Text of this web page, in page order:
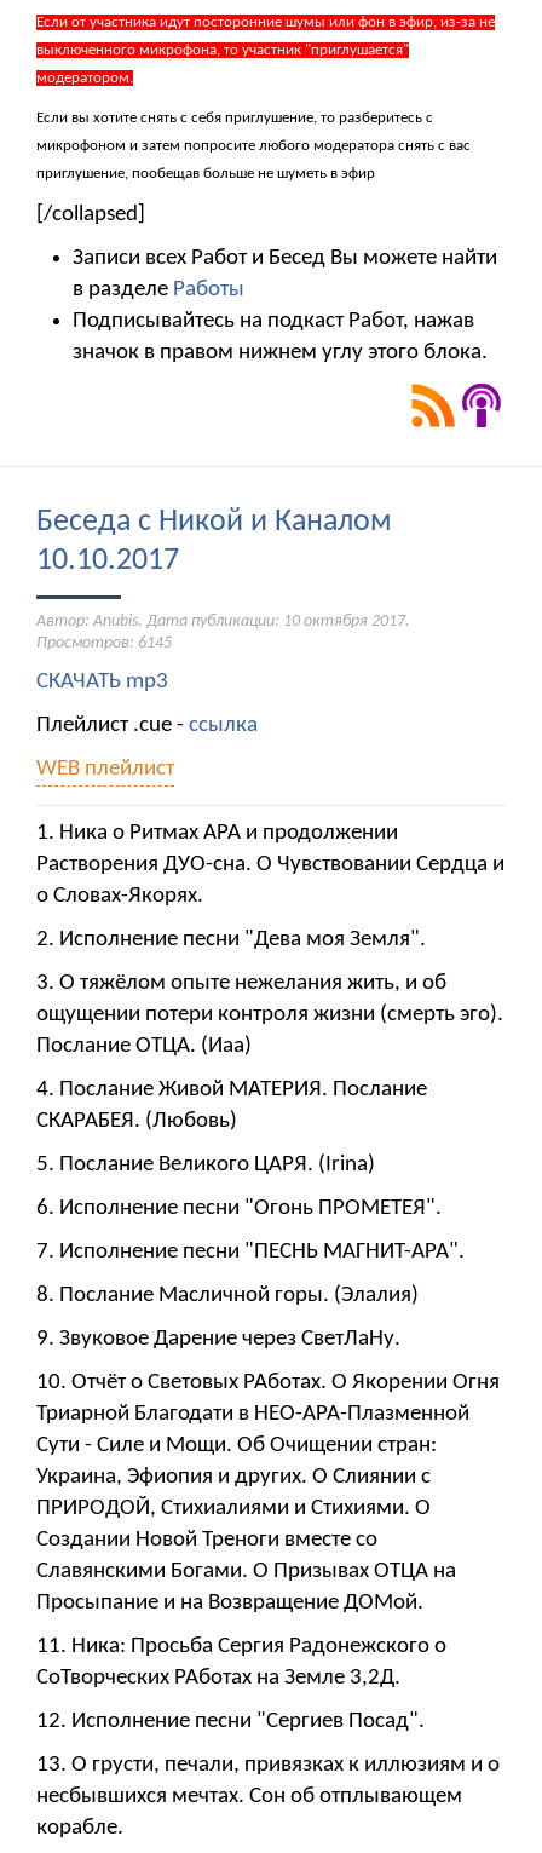
Если от участника идут посторонние шумы или фон в эфир, из-за не
выключенного микрофона, то участник "приглушается"
модератором.
Если вы хотите снять с себя приглушение, то разберитесь с
микрофоном и затем попросите любого модератора снять с вас
приглушение, пообещав больше не шуметь в эфир
[/collapsed]
Записи всех Работ и Бесед Вы можете найти
в разделе Работы
Подписывайтесь на подкаст Работ, нажав
значок в правом нижнем углу этого блока.
Беседа с Никой и Каналом
10.10.2017
Автор: Anubis. Дата публикации: 10 октября 2017.
Просмотров: 6145
СКАЧАТЬ mp3
Плейлист .cue - ссылка
WEB плейлист
1. Ника о Ритмах АРА и продолжении
Растворения ДУО-сна. О Чувствовании Сердца и
о Словах-Якорях.
2. Исполнение песни "Дева моя Земля".
3. О тяжёлом опыте нежелания жить, и об
ощущении потери контроля жизни (смерть эго).
Послание ОТЦА. (Иаа)
4. Послание Живой МАТЕРИЯ. Послание
СКАРАБЕЯ. (Любовь)
5. Послание Великого ЦАРЯ. (Irina)
6. Исполнение песни "Огонь ПРОМЕТЕЯ".
7. Исполнение песни "ПЕСНЬ МАГНИТ-АРА".
8. Послание Масличной горы. (Элалия)
9. Звуковое Дарение через СветЛаНу.
10. Отчёт о Световых РАботах. О Якорении Огня
Триарной Благодати в НЕО-АРА-Плазменной
Сути - Силе и Мощи. Об Очищении стран:
Украина, Эфиопия и других. О Слиянии с
ПРИРОДОЙ, Стихиалиями и Стихиями. О
Создании Новой Треноги вместе со
Славянскими Богами. О Призывах ОТЦА на
Просыпание и на Возвращение ДОМой.
11. Ника: Просьба Сергия Радонежского о
СоТворческих РАботах на Земле 3,2Д.
12. Исполнение песни "Сергиев Посад".
13. О грусти, печали, привязках к иллюзиям и о
несбывшихся мечтах. Сон об отплывающем
корабле.